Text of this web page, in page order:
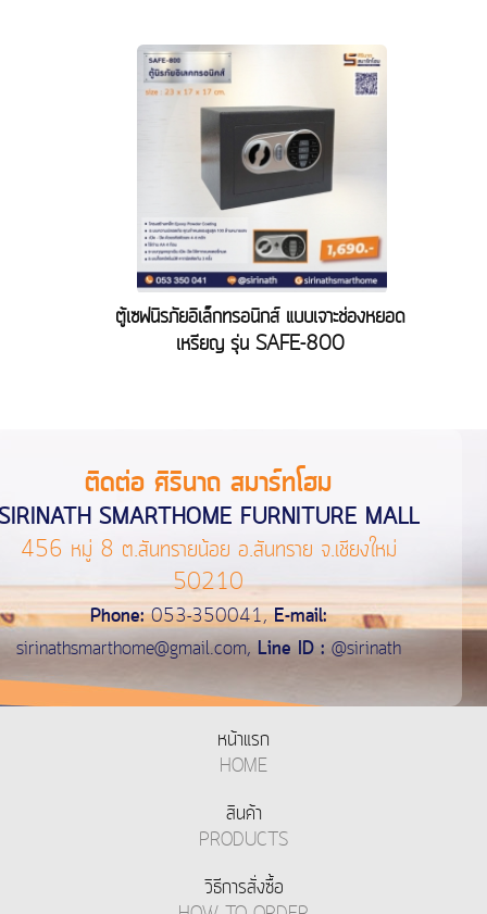
ตู้เซฟนิรภัยอิเล็กทรอนิกส์ แบบเจาะช่องหยอด
เหรียญ รุ่น SAFE-800
ติดต่อ ศิรินาถ สมาร์ทโฮม
SMARTHOME FURNITURE MALL
456 หมู่ 8 ต.สันทรายน้อย อ.สันทราย จ.เชียงใหม่
50210
Phone:053-350041,E-mail:
sirinathsmarthome@gmail.com,Line ID :@sirinath
หน้าแรก
HOME
สินค้า
PRODUCTS
วิธีการสั่งซื้อ